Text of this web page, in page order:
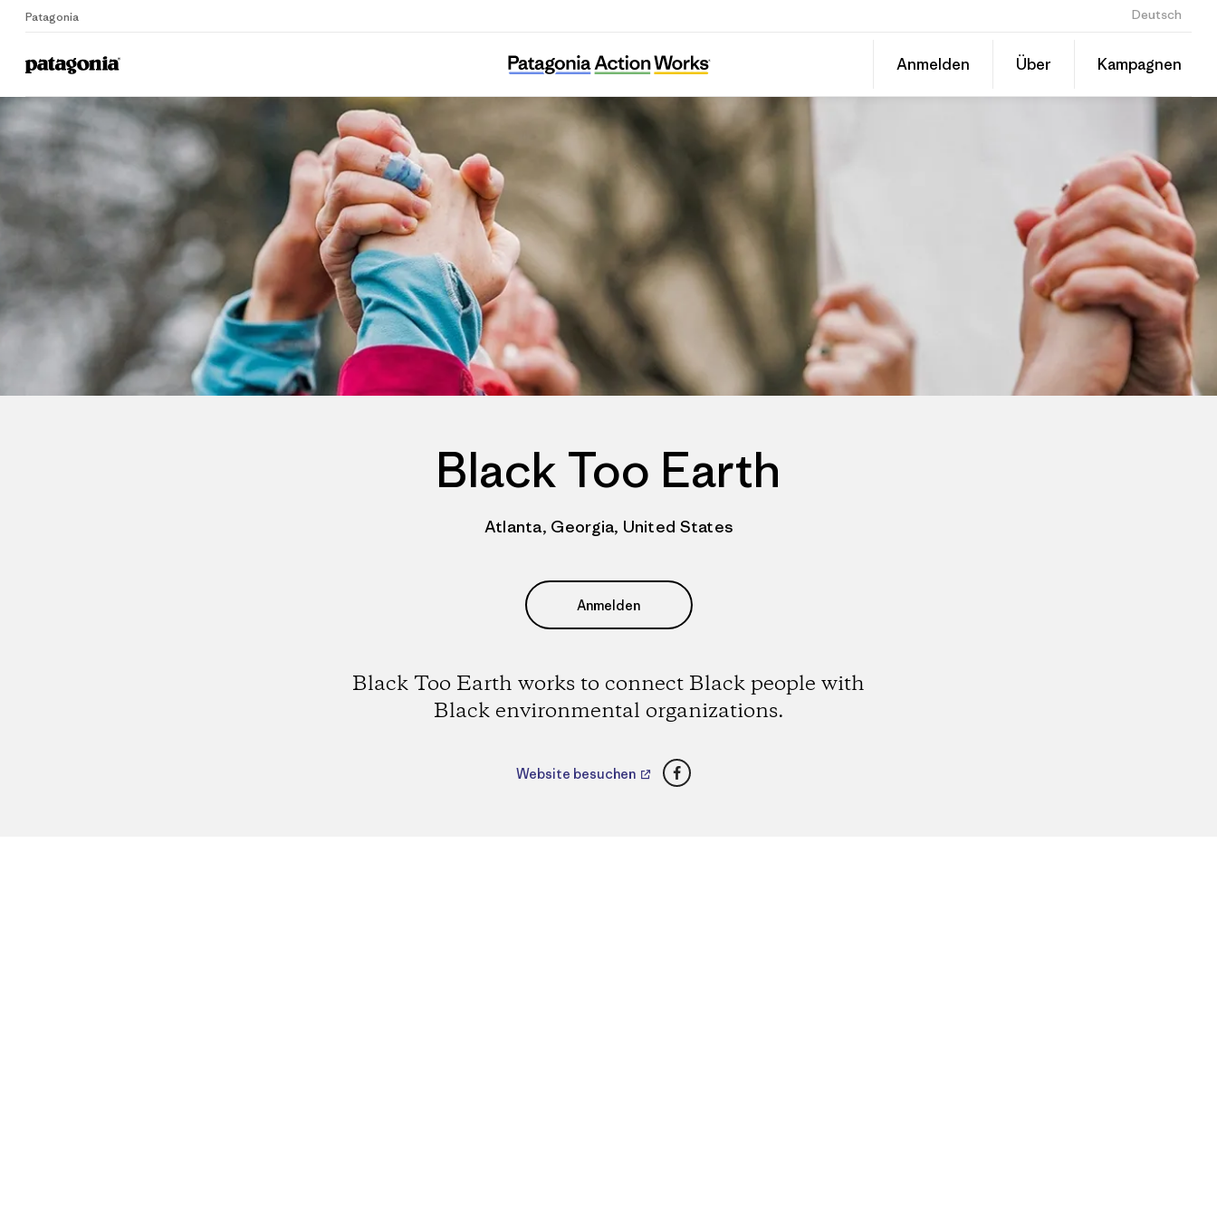
Patagonia Deutsch
Anmelden Über Kampagnen
Home
Black Too Earth
Diesen
Beitrag
Black Too Earth
Atlanta, Georgia, United States
Anmelden
Black Too Earth works to connect Black people with
Black environmental organizations.
Website besuchen Facebook